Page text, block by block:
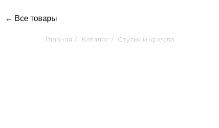
← Все товары
Главная / Каталог / Стулья и кресла